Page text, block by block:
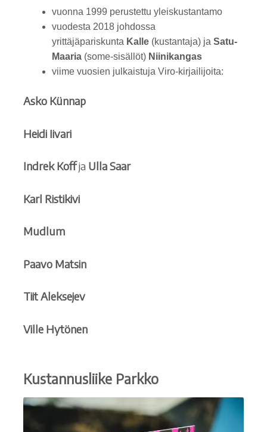
vuonna 1999 perustettu yleiskustantamo
vuodesta 2018 johdossa
yrittäjäpariskunta Kalle(kustantaja) ja Satu-
Maaria (some-sisällöt) Niinikangas
viime vuosien julkaistuja Viro-kirjailijoita:
Asko Künnap
Heidi Iivari
Indrek Koffja Ulla Saar
Karl Ristikivi
Mudlum
Paavo Matsin
Tiit Aleksejev
Ville Hytönen
Kustannusliike Parkko